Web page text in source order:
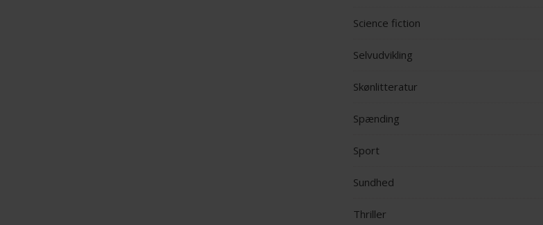
Science fiction
Selvudvikling
Skønlitteratur
Spænding
Sport
Sundhed
Thriller